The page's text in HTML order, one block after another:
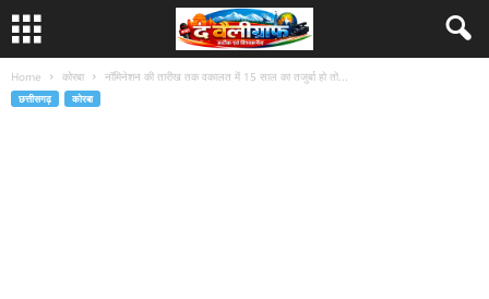
Home कोरबा नॉमिनेशन की तारीख तक वकालत में 15 साल का तजुर्बा हो तो...
छत्तीसगढ़ कोरबा